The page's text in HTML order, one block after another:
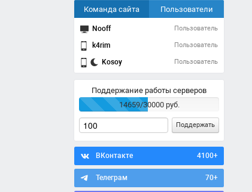
Команда сайта Пользователи
Nooff Пользователь
k4rim Пользователь
Kosoy Пользователь
Поддержание работы серверов
14659/30000 руб.
Поддержать
ВКонтакте 4100+
Телеграм 70+